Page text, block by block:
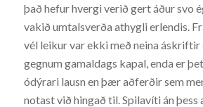
það hefur hvergi verið gert áður svo
vakið umtalsverða athygli erlendis.
vél leikur var ekki með neina áskriftir
gegnum gamaldags kapal, enda er
ódýrari lausn en þær aðferðir sem
notast við hingað til. Spilavíti án þess